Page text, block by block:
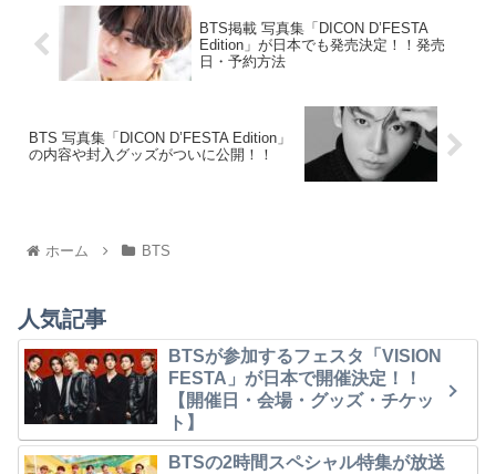
BTS掲載 写真集「DICON D’FESTA
Edition」が日本でも発売決定！！発売
日・予約方法
BTS 写真集「DICON D’FESTA Edition」
の内容や封入グッズがついに公開！！
ホーム BTS
人気記事
BTSが参加するフェスタ「VISION
FESTA」が日本で開催決定！！
【開催日・会場・グッズ・チケッ
ト】
BTSの2時間スペシャル特集が放送